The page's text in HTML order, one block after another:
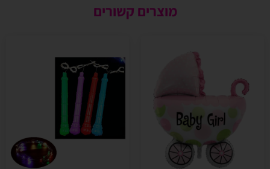
מוצרים קשורים